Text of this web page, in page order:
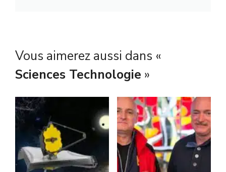
Vous aimerez aussi dans «
Sciences Technologie »